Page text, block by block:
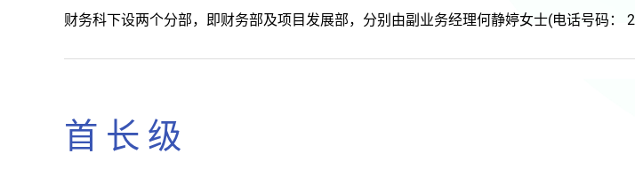
财务科下设两个分部，即财务部及项目发展部，分别由副业务经理何静婷女士(电话号码：
首 长 级